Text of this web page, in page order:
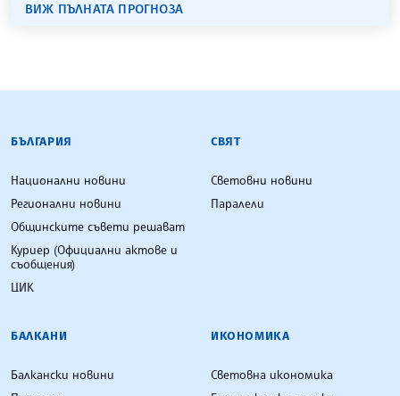
ВИЖ ПЪЛНАТА ПРОГНОЗА
БЪЛГАРСКА ТЕЛЕГРАФНА АГЕНЦИЯ
БЪЛГАРИЯ
Национални новини
Регионални новини
Общинските съвети решават
Куриер (Официални актове и
съобщения)
ЦИК
СВЯТ
Световни новини
Паралели
БАЛКАНИ
Балкански новини
ИКОНОМИКА
Световна икономика